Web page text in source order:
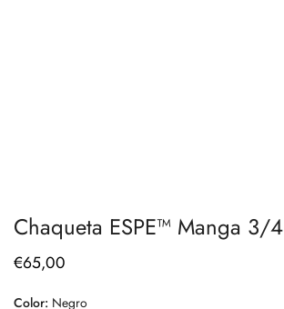
Chaqueta ESPE™ Manga 3/4
Precio
€65,00
Color: Negro